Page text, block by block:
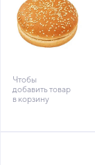
Чтобы
добавить товар
в корзину